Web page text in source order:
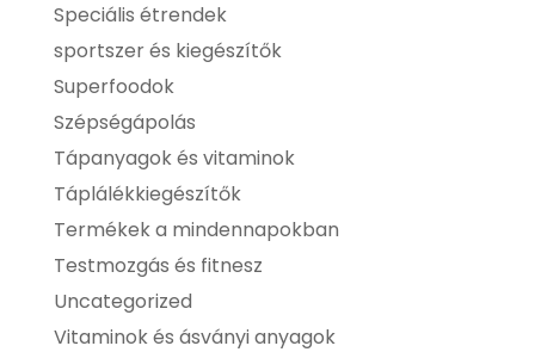
Speciális étrendek
sportszer és kiegészítők
Superfoodok
Szépségápolás
Tápanyagok és vitaminok
Táplálékkiegészítők
Termékek a mindennapokban
Testmozgás és fitnesz
Uncategorized
Vitaminok és ásványi anyagok